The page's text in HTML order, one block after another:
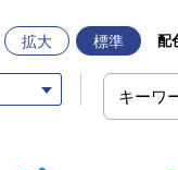
拡大 標準 配